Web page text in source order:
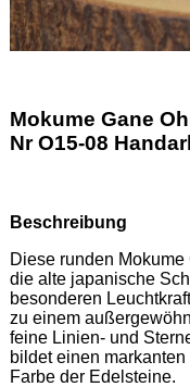
Mokume Gane
Nr O15-08
Beschreibung
Diese runden
die alte japanische
besonderen
zu einem
feine Linien- und
bildet einen
Farbe der Edelsteine.